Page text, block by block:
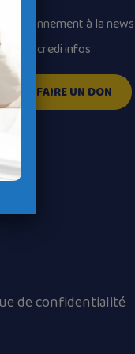
Abonnement à la
Mercredi infos
FAIRE UN DON
de confidentialité